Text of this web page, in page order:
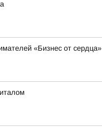
«Бизнес от сердца»